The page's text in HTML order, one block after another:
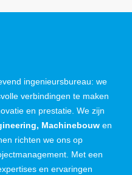
ingenieursbureau: we
verbindingen te maken
en prestatie. We zijn
Machinebouw en
richten we ons op
Met een
en ervaringen